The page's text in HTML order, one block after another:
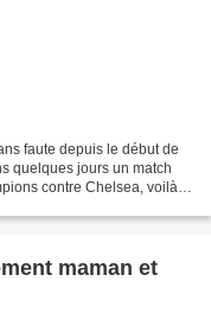
faute depuis le début de
quelques jours un match
contre Chelsea, voilà
maman et